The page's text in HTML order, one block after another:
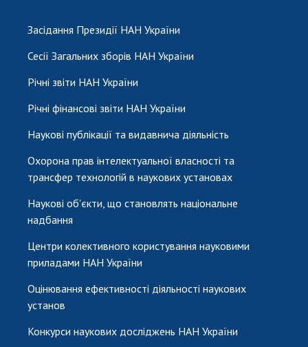
Засідання Президії НАН України
Сесії Загальних зборів НАН України
Річні звіти НАН України
Річні фінансові звіти НАН України
Наукові публікації та видавнича діяльність
Охорона прав інтелектуальної власності та
трансфер технологій в наукових установах
Наукові об'єкти, що становлять національне
надбання
Центри колективного користування науковими
приладами НАН України
Оцінювання ефективності діяльності наукових
установ
Конкурси наукових досліджень НАН України